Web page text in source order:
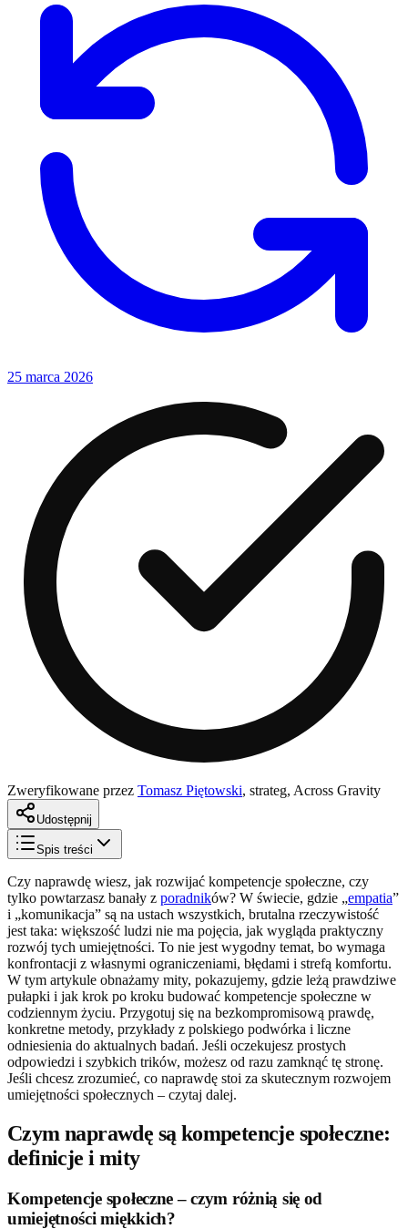
25 marca 2026
Zweryfikowane przez Tomasz Piętowski, strateg, Across Gravity
Udostępnij
Spis treści
Czy naprawdę wiesz, jak rozwijać kompetencje społeczne, czy
tylko powtarzasz banały z poradników? W świecie, gdzie „empatia”
i „komunikacja” są na ustach wszystkich, brutalna rzeczywistość
jest taka: większość ludzi nie ma pojęcia, jak wygląda praktyczny
rozwój tych umiejętności. To nie jest wygodny temat, bo wymaga
konfrontacji z własnymi ograniczeniami, błędami i strefą komfortu.
W tym artykule obnażamy mity, pokazujemy, gdzie leżą prawdziwe
pułapki i jak krok po kroku budować kompetencje społeczne w
codziennym życiu. Przygotuj się na bezkompromisową prawdę,
konkretne metody, przykłady z polskiego podwórka i liczne
odniesienia do aktualnych badań. Jeśli oczekujesz prostych
odpowiedzi i szybkich trików, możesz od razu zamknąć tę stronę.
Jeśli chcesz zrozumieć, co naprawdę stoi za skutecznym rozwojem
umiejętności społecznych – czytaj dalej.
Czym naprawdę są kompetencje społeczne:
definicje i mity
Kompetencje społeczne – czym różnią się od
umiejętności miękkich?